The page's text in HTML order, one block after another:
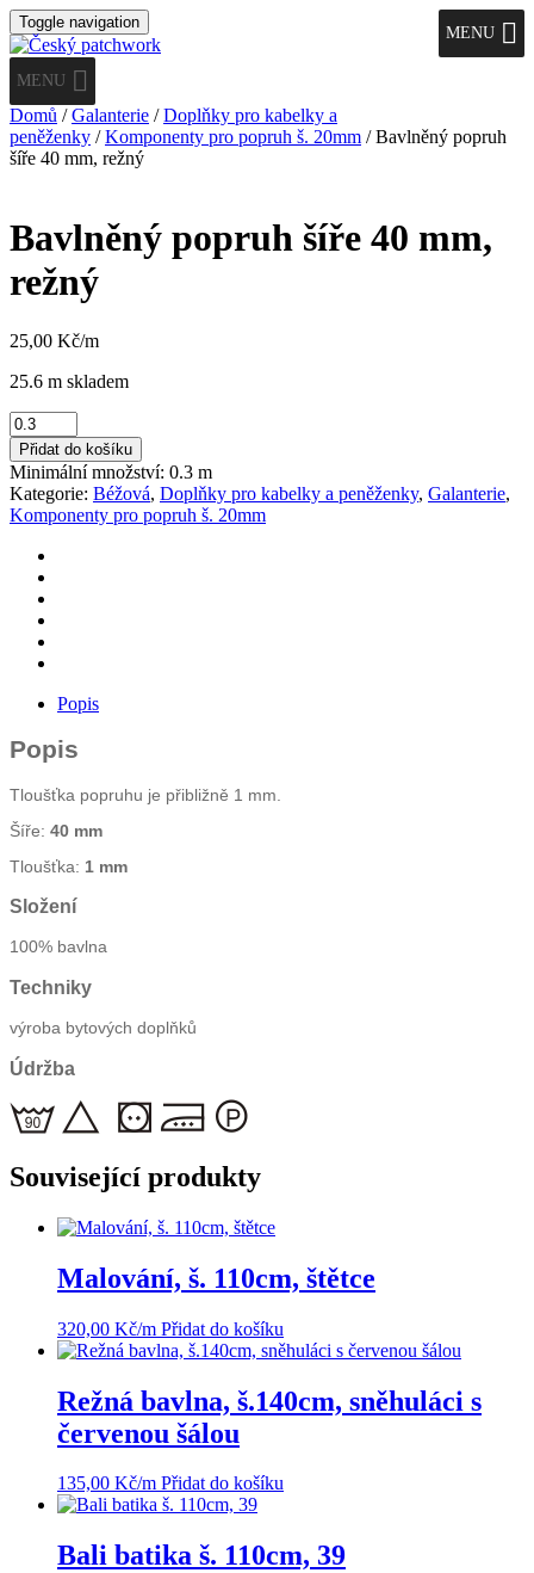
Toggle navigation
MENU
MENU
Domů /Galanterie /Doplňky pro kabelky a
peněženky /Komponenty pro popruh š. 20mm / Bavlněný popruh
šíře 40 mm, režný
Bavlněný popruh šíře 40 mm,
režný
25,00 Kč/m
25.6 m skladem
Bavlněný
popruh
šíře
40
mm,
režný
množství
Přidat do košíku
Minimální množství: 0.3 m
Kategorie: Béžová, Doplňky pro kabelky a peněženky, Galanterie,
Komponenty pro popruh š. 20mm
Popis
Popis
Tloušťka popruhu je přibližně 1 mm.
Šíře: 40 mm
Tloušťka: 1 mm
Složení
100% bavlna
Techniky
výroba bytových doplňků
Údržba
Související produkty
Malování, š. 110cm, štětce
320,00 Kč/m Přidat do košíku
Režná bavlna, š.140cm, sněhuláci s
červenou šálou
135,00 Kč/m Přidat do košíku
Bali batika š. 110cm, 39